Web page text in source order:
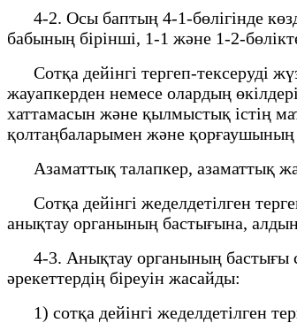
4-2. Осы баптың 4-1-бөлігінде
бабының бірінші, 1-1 және 1-2-
Сотқа дейінгі тергеп-тексеруді
жауапкерден немесе олардың
хаттамасын және қылмыстық істің
қолтаңбаларымен және қорғаушының
Азаматтық талапкер, азаматтық
Сотқа дейінгі жеделдетілген
анықтау органының бастығына, алдын
4-3. Анықтау органының бастығы
әрекеттердің біреуін жасайды:
1) сотқа дейінгі жеделдетілген